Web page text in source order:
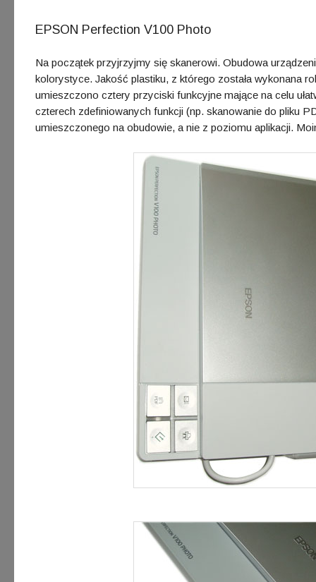
EPSON Perfection V100 Photo
Na początek przyjrzyjmy się skanerowi. Obudowa
kolorystyce. Jakość plastiku, z którego została wykonana
umieszczono cztery przyciski funkcyjne mające na celu
czterech zdefiniowanych funkcji (np. skanowanie do pliku
umieszczonego na obudowie, a nie z poziomu aplikacji.